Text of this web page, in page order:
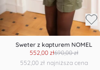
Sweter z kapturem NOMEL
552,00 zł690,00 zł
najniższa cena
552,00 zł